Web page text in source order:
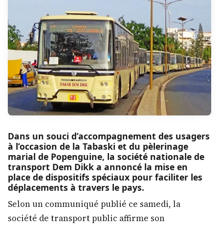
Dans un souci d’accompagnement des usagers
à l’occasion de la Tabaski et du pèlerinage
marial de Popenguine, la société nationale de
transport Dem Dikk a annoncé la mise en
place de dispositifs spéciaux pour faciliter les
déplacements à travers le pays.
Selon un communiqué publié ce samedi, la
société de transport public affirme son